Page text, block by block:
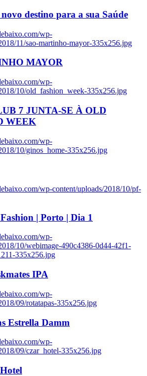
destino para a sua Saúde
wp-
11/sao-martinho-mayor-335x256.jpg
MAYOR
wp-
10/old_fashion_week-335x256.jpg
7 JUNTA-SE À OLD
WEEK
wp-
10/ginos_home-335x256.jpg
wp-content/uploads/2018/10/pf-
| Porto | Dia 1
wp-
10/webimage-490c4386-0d44-42f1-
335x256.jpg
IPA
wp-
09/rotatapas-335x256.jpg
Estrella Damm
wp-
09/czar_hotel-335x256.jpg